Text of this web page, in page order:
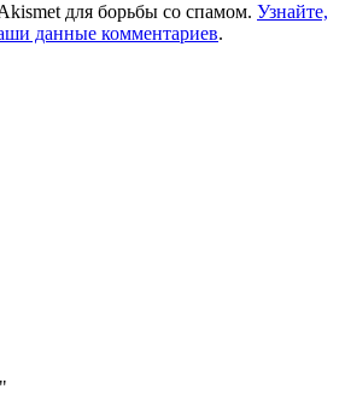
для борьбы со спамом. Узнайте,
данные комментариев.